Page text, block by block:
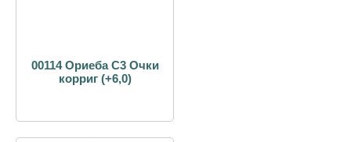
00114 Ориеба С3 Очки
корриг (+6,0)